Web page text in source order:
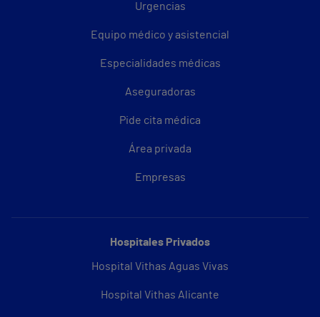
Urgencias
Equipo médico y asistencial
Especialidades médicas
Aseguradoras
Pide cita médica
Área privada
Empresas
Hospitales Privados
Hospital Vithas Aguas Vivas
Hospital Vithas Alicante